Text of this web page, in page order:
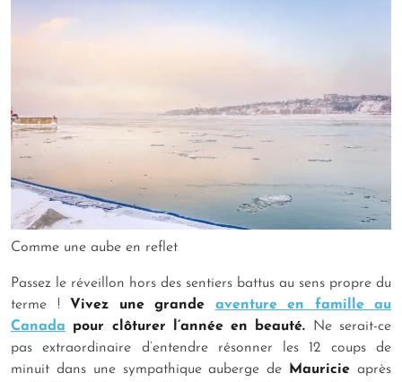
Comme une aube en reflet
Passez le réveillon hors des sentiers battus au sens propre du
terme ! Vivez une grande aventure en famille au
Canada pour clôturer l’année en beauté. Ne serait-ce
pas extraordinaire d’entendre résonner les 12 coups de
minuit dans une sympathique auberge de
Mauricieaprès